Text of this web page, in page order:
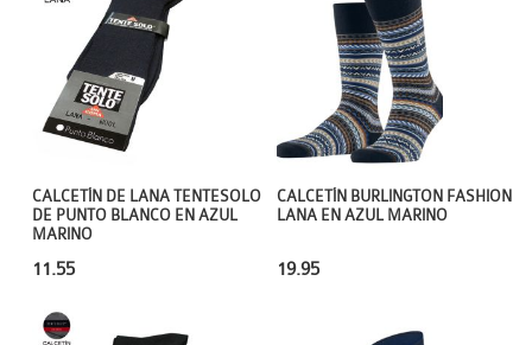
CALCETÍN BURLINGTON FASHION
LANA EN AZUL MARINO
19.95
CALCETÍN DE LANA TENTESOLO
DE PUNTO BLANCO EN AZUL
MARINO
11.55